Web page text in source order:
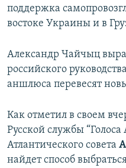
поддержка
востоке Украины и в
Александр Чайчыц
российского
аншлюса перевесят
Как отметил в своем
Русской службы
Атлантического совета
найдет способ